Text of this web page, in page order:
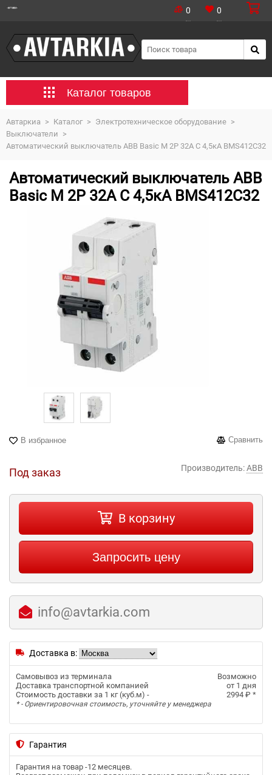
0 0
Каталог товаров
Автаркиа > Каталог > Электротехническое оборудование >
Выключатели >
Автоматический выключатель ABB Basic M 2P 32A C 4,5кА BMS412C32
Автоматический выключатель ABB
Basic M 2P 32A C 4,5кА BMS412C32
В избранное Сравнить
Под заказ Производитель:ABB
В корзину
Запросить цену
info@avtarkia.com
Доставка в:
Самовывоз из терминала
Возможно
Доставка транспортной компанией
от 1 дня
Стоимость доставки за 1 кг (куб.м) -
2994 ₽ *
* - Ориентировочная стоимость, уточняйте у менеджера
Гарантия
Гарантия на товар -12 месяцев.